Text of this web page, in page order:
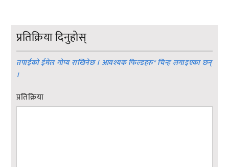
प्रतिक्रिया दिनुहोस्
तपाईको ईमेल गोप्य राखिनेछ । आवश्यक फिल्डहरु*चिन्ह लगाइएका छन्
।
प्रतिक्रिया